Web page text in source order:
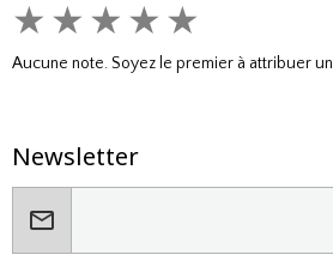
★ ★ ★ ★ ★
Aucune note. Soyez le premier à attribuer
Newsletter